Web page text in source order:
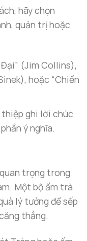
hãy chọn
quản trị hoặc
(Jim Collins),
hoặc “Chiến
ghi lời chúc
ý nghĩa.
trọng trong
Một bộ ấm trà
lý tưởng để sếp
thẳng.